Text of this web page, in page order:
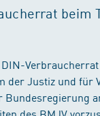
beim
der Justiz und für
Bundesregierung